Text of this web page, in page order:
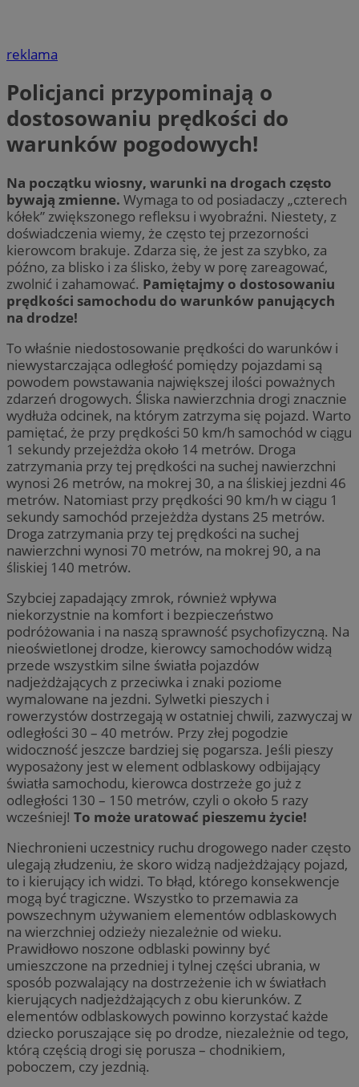
reklama
Policjanci przypominają o
dostosowaniu prędkości do
warunków pogodowych!
Na początku wiosny, warunki na drogach często
bywają zmienne. Wymaga to od posiadaczy „czterech
kółek” zwiększonego refleksu i wyobraźni. Niestety, z
doświadczenia wiemy, że często tej przezorności
kierowcom brakuje. Zdarza się, że jest za szybko, za
późno, za blisko i za ślisko, żeby w porę zareagować,
zwolnić i zahamować. Pamiętajmy o dostosowaniu
prędkości samochodu do warunków panujących
na drodze!
To właśnie niedostosowanie prędkości do warunków i
niewystarczająca odległość pomiędzy pojazdami są
powodem powstawania największej ilości poważnych
zdarzeń drogowych. Śliska nawierzchnia drogi znacznie
wydłuża odcinek, na którym zatrzyma się pojazd. Warto
pamiętać, że przy prędkości 50 km/h samochód w ciągu
1 sekundy przejeżdża około 14 metrów. Droga
zatrzymania przy tej prędkości na suchej nawierzchni
wynosi 26 metrów, na mokrej 30, a na śliskiej jezdni 46
metrów. Natomiast przy prędkości 90 km/h w ciągu 1
sekundy samochód przejeżdża dystans 25 metrów.
Droga zatrzymania przy tej prędkości na suchej
nawierzchni wynosi 70 metrów, na mokrej 90, a na
śliskiej 140 metrów.
Szybciej zapadający zmrok, również wpływa
niekorzystnie na komfort i bezpieczeństwo
podróżowania i na naszą sprawność psychofizyczną. Na
nieoświetlonej drodze, kierowcy samochodów widzą
przede wszystkim silne światła pojazdów
nadjeżdżających z przeciwka i znaki poziome
wymalowane na jezdni. Sylwetki pieszych i
rowerzystów dostrzegają w ostatniej chwili, zazwyczaj w
odległości 30 – 40 metrów. Przy złej pogodzie
widoczność jeszcze bardziej się pogarsza. Jeśli pieszy
wyposażony jest w element odblaskowy odbijający
światła samochodu, kierowca dostrzeże go już z
odległości 130 – 150 metrów, czyli o około 5 razy
wcześniej! To może uratować pieszemu życie!
Niechronieni uczestnicy ruchu drogowego nader często
ulegają złudzeniu, że skoro widzą nadjeżdżający pojazd,
to i kierujący ich widzi. To błąd, którego konsekwencje
mogą być tragiczne. Wszystko to przemawia za
powszechnym używaniem elementów odblaskowych
na wierzchniej odzieży niezależnie od wieku.
Prawidłowo noszone odblaski powinny być
umieszczone na przedniej i tylnej części ubrania, w
sposób pozwalający na dostrzeżenie ich w światłach
kierujących nadjeżdżających z obu kierunków. Z
elementów odblaskowych powinno korzystać każde
dziecko poruszające się po drodze, niezależnie od tego,
którą częścią drogi się porusza – chodnikiem,
poboczem, czy jezdnią.